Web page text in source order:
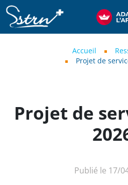
Aller au contenu principal
SSTRN
Accueil
Projet de
Projet de
Publié le 17/